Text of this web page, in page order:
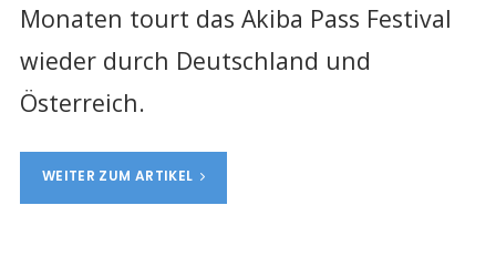
Monaten tourt das Akiba Pass Festival
wieder durch Deutschland und
Österreich.
WEITER ZUM ARTIKEL